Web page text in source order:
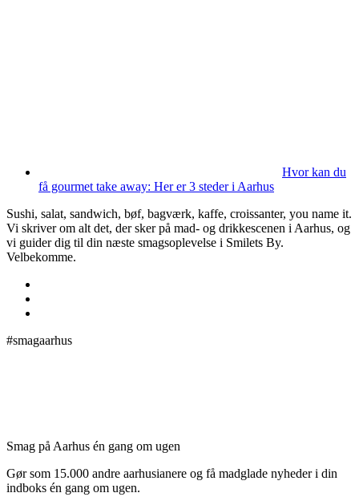
Hvor kan du
få gourmet take away: Her er 3 steder i Aarhus
Sushi, salat, sandwich, bøf, bagværk, kaffe, croissanter, you name it.
Vi skriver om alt det, der sker på mad- og drikkescenen i Aarhus, og
vi guider dig til din næste smagsoplevelse i Smilets By.
Velbekomme.
#smagaarhus
Smag på Aarhus én gang om ugen
Gør som 15.000 andre aarhusianere og få madglade nyheder i din
indboks én gang om ugen.